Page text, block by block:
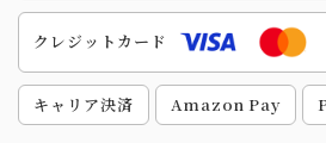
クレジットカード
キャリア決済 Amazon Pay